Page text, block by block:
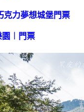
克力夢想城堡門票
︱門票